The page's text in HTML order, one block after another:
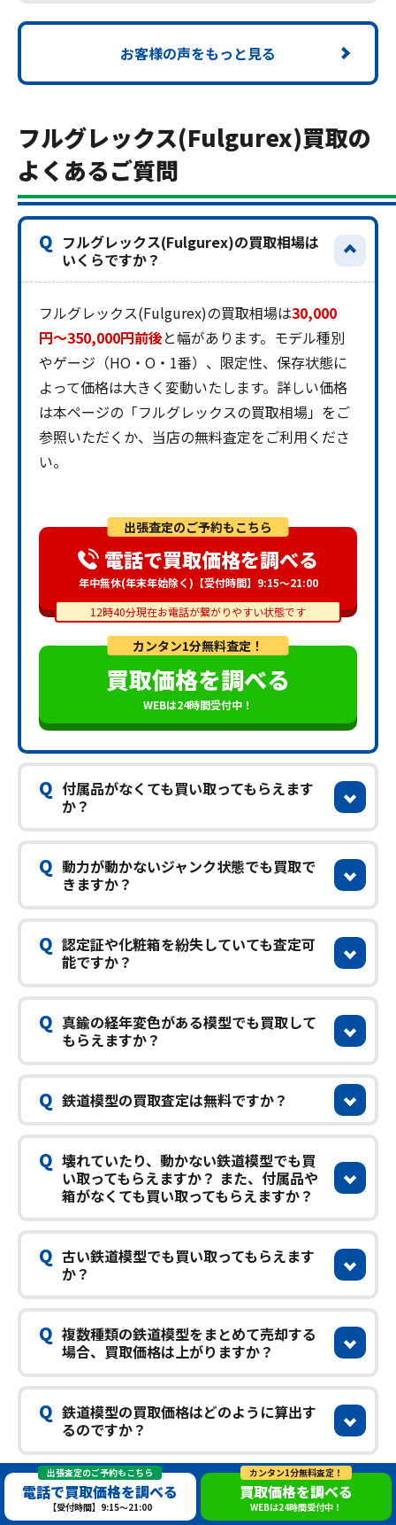
出張査定のご予約もこちら
電話で買取価格を調べる
【受付時間】9:15～21:00
カンタン1分無料査定！
買取価格を調べる
WEBは24時間受付中！
お客様の声をもっと見る
フルグレックス(Fulgurex)買取の
よくあるご質問
Q フルグレックス(Fulgurex)の買取相場は
いくらですか？
フルグレックス(Fulgurex)の買取相場は30,000
円〜350,000円前後と幅があります。モデル種別
やゲージ（HO・O・1番）、限定性、保存状態に
よって価格は大きく変動いたします。詳しい価格
は本ページの「フルグレックスの買取相場」をご
参照いただくか、当店の無料査定をご利用くださ
い。
カンタン1分無料査定！
買取価格を調べる
WEBは24時間受付中！
出張査定のご予約もこちら
電話で買取価格を調べる
年中無休(年末年始除く)【受付時間】9:15～21:00
12時40分現在お電話が繋がりやすい状態です
Q 付属品がなくても買い取ってもらえます
か？
Q 動力が動かないジャンク状態でも買取で
きますか？
Q 認定証や化粧箱を紛失していても査定可
能ですか？
Q 真鍮の経年変色がある模型でも買取して
もらえますか？
Q 鉄道模型の買取査定は無料ですか？
Q 壊れていたり、動かない鉄道模型でも買
い取ってもらえますか？ また、付属品や
箱がなくても買い取ってもらえますか？
Q 古い鉄道模型でも買い取ってもらえます
か？
Q 複数種類の鉄道模型をまとめて売却する
場合、買取価格は上がりますか？
Q 鉄道模型の買取価格はどのように算出す
るのですか？
Q 申し込みから現金化まで、どのくらい時
間がかかりますか？